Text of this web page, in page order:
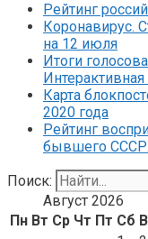
Рейтинг
Коронавирус.
на 12 июля
Итоги
Интерактивная
Карта
2020 года
Рейтинг
бывшего СССР.
Поиск:
Август 2026
Пн Вт Ср Чт Пт Сб